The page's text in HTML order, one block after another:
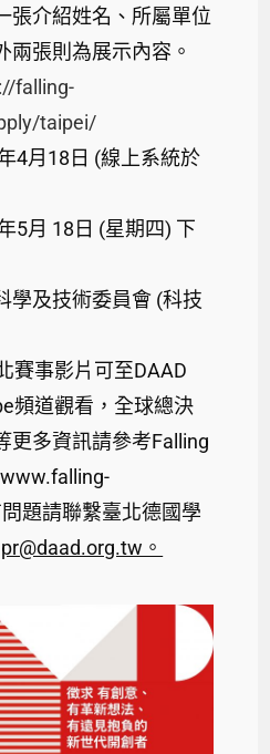
張介紹姓名、所屬單位
兩張則為展示內容。
falling-
taipei/
4月18日 (線上系統於
5月 18日 (星期四) 下
學及技術委員會 (科技
賽事影片可至DAAD
頻道觀看，全球總決
更多資訊請參考Falling
題請聯繫臺北德國學
pr@daad.org.tw。